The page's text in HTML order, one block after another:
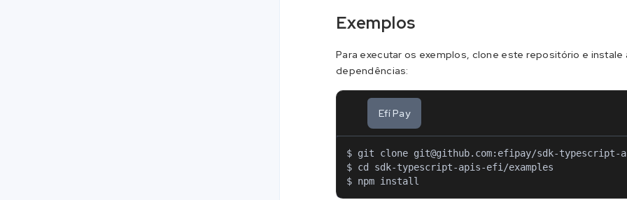
Exemplos
Para executar os exemplos, clone este repositório e instale
dependências:
Efí Pay
$ git clone git@github.com:efipay/sdk-
$ cd sdk-typescript-apis-efi/examples
$ npm install